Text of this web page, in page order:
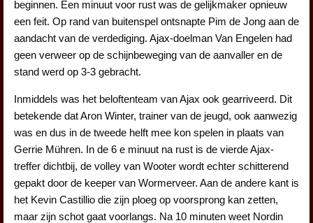
beginnen. Een minuut voor rust was de gelijkmaker opnieuw
een feit. Op rand van buitenspel ontsnapte Pim de Jong aan de
aandacht van de verdediging. Ajax-doelman Van Engelen had
geen verweer op de schijnbeweging van de aanvaller en de
stand werd op 3-3 gebracht.
Inmiddels was het beloftenteam van Ajax ook gearriveerd. Dit
betekende dat Aron Winter, trainer van de jeugd, ook aanwezig
was en dus in de tweede helft mee kon spelen in plaats van
Gerrie Mühren. In de 6 e minuut na rust is de vierde Ajax-
treffer dichtbij, de volley van Wooter wordt echter schitterend
gepakt door de keeper van Wormerveer. Aan de andere kant is
het Kevin Castillio die zijn ploeg op voorsprong kan zetten,
maar zijn schot gaat voorlangs. Na 10 minuten weet Nordin